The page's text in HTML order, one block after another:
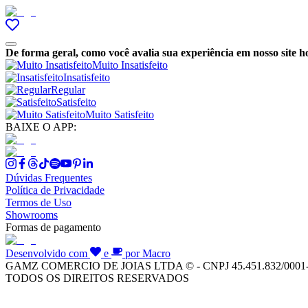
De forma geral, como você avalia sua experiência em nosso site
Muito Insatisfeito
Insatisfeito
Regular
Satisfeito
Muito Satisfeito
BAIXE O APP:
Dúvidas Frequentes
Política de Privacidade
Termos de Uso
Showrooms
Formas de pagamento
Desenvolvido com e
por Macro
GAMZ COMERCIO DE JOIAS LTDA © - CNPJ 45.451.832/
TODOS OS DIREITOS RESERVADOS